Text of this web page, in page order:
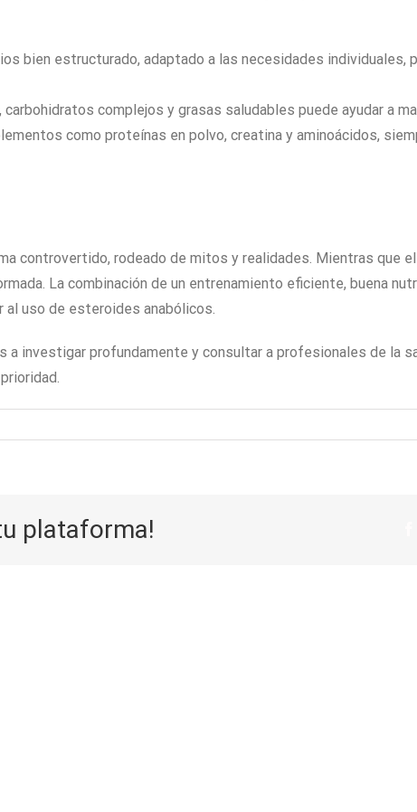
bien estructurado, adaptado a las necesidades
carbohidratos complejos y grasas saludables puede ayudar a
como proteínas en polvo, creatina y aminoácidos,
controvertido, rodeado de mitos y realidades. Mientras que
La combinación de un entrenamiento eficiente, buena
uso de esteroides anabólicos.
investigar profundamente y consultar a profesionales de la
plataforma!